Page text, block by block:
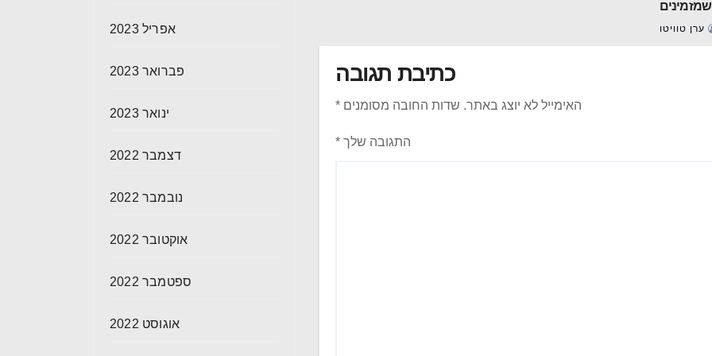
שמזמינים
ערן טוויטו
כתיבת תגובה
האימייל לא יוצג באתר. שדות החובה מסומנים *
התגובה שלך *
אפריל 2023
פברואר 2023
ינואר 2023
דצמבר 2022
נובמבר 2022
אוקטובר 2022
ספטמבר 2022
אוגוסט 2022